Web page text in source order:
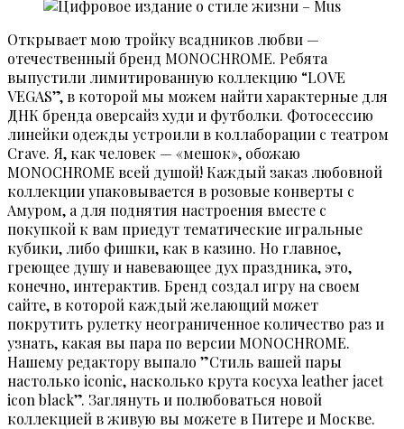
Открывает мою тройку всадников любви —
отечественный бренд MONOCHROME. Ребята
выпустили лимитированную коллекцию “LOVE
VEGAS”, в которой мы можем найти характерные для
ДНК бренда оверсайз худи и футболки. Фотосессию
линейки одежды устроили в коллаборации с театром
Crave. Я, как человек — «мешок», обожаю
MONOCHROME всей душой! Каждый заказ любовной
коллекции упаковывается в розовые конверты с
Амуром, а для поднятия настроения вместе с
покупкой к вам приедут тематические игральные
кубики, либо фишки, как в казино. Но главное,
греющее душу и навевающее дух праздника, это,
конечно, интерактив. Бренд создал игру на своем
сайте, в которой каждый желающий может
покрутить рулетку неограниченное количество раз и
узнать, какая вы пара по версии MONOCHROME.
Нашему редактору выпало ”Стиль вашей пары
настолько iconic, насколько крута косуха leather jacet
icon black”. Заглянуть и полюбоваться новой
коллекцией в живую вы можете в Питере и Москве.